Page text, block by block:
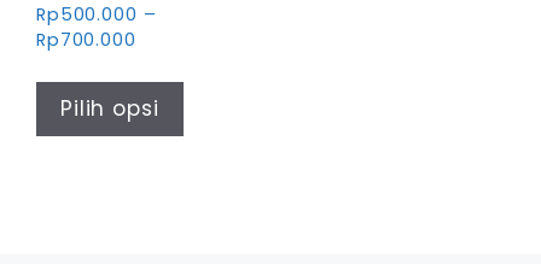
Rp500.000 –
Rp700.000
Rp500.000
hingga
Rp700.000
Pilih opsi
Produk
memiliki